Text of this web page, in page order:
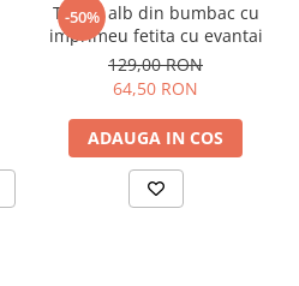
-50%
Tricou alb din bumbac cu
imprimeu fetita cu evantai
129,00 RON
64,50 RON
ADAUGA IN COS